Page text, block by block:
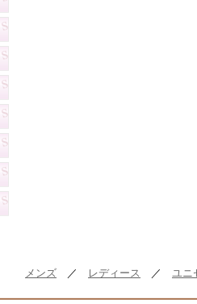
メンズ ／ レディース ／ ユニ